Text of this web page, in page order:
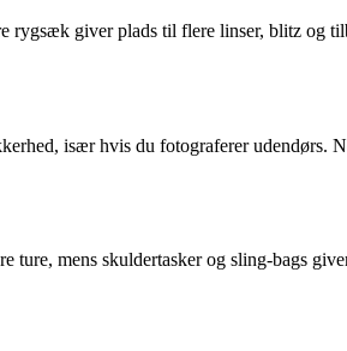
rygsæk giver plads til flere linser, blitz og
især hvis du fotograferer udendørs.
mens skuldertasker og sling-bags